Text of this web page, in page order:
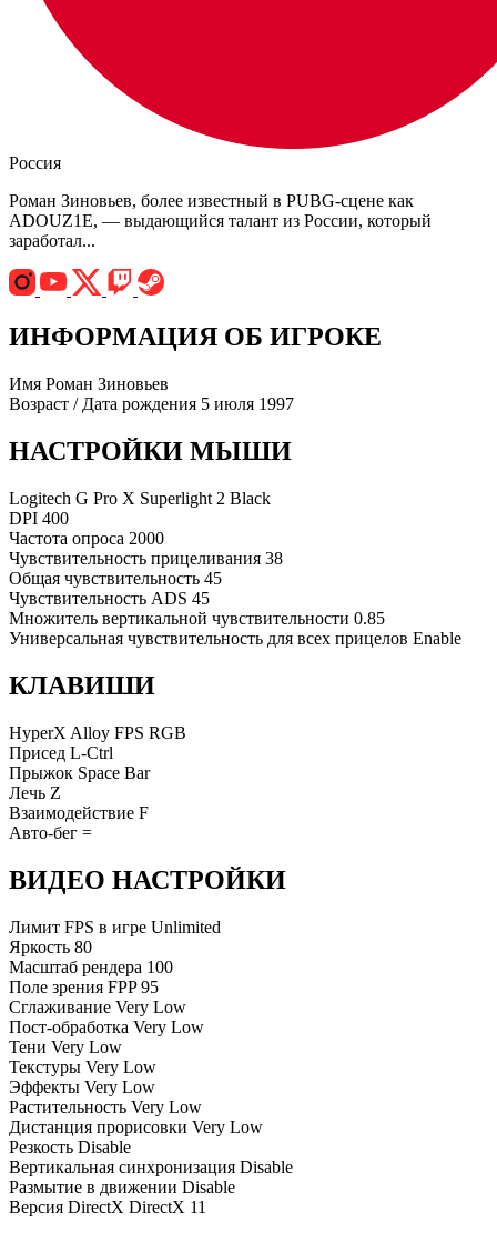
Россия
Роман Зиновьев, более известный в PUBG-сцене как
ADOUZ1E, — выдающийся талант из России, который
заработал...
ИНФОРМАЦИЯ ОБ ИГРОКЕ
Имя Роман Зиновьев
Возраст / Дата рождения 5 июля 1997
НАСТРОЙКИ МЫШИ
Logitech G Pro X Superlight 2 Black
DPI 400
Частота опроса 2000
Чувствительность прицеливания 38
Общая чувствительность 45
Чувствительность ADS 45
Множитель вертикальной чувствительности 0.85
Универсальная чувствительность для всех прицелов Enable
КЛАВИШИ
HyperX Alloy FPS RGB
Присед L-Ctrl
Прыжок Space Bar
Лечь Z
Взаимодействие F
Авто-бег =
ВИДЕО НАСТРОЙКИ
Лимит FPS в игре Unlimited
Яркость 80
Масштаб рендера 100
Поле зрения FPP 95
Сглаживание Very Low
Пост-обработка Very Low
Тени Very Low
Текстуры Very Low
Эффекты Very Low
Растительность Very Low
Дистанция прорисовки Very Low
Резкость Disable
Вертикальная синхронизация Disable
Размытие в движении Disable
Версия DirectX DirectX 11